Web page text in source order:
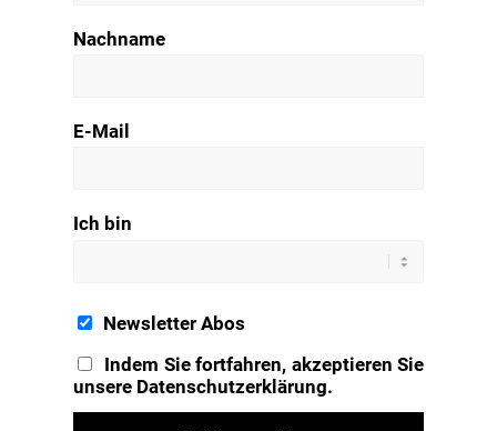
Nachname
E-Mail
Ich bin
Newsletter Abos
Indem Sie fortfahren, akzeptieren Sie
unsere Datenschutzerklärung.